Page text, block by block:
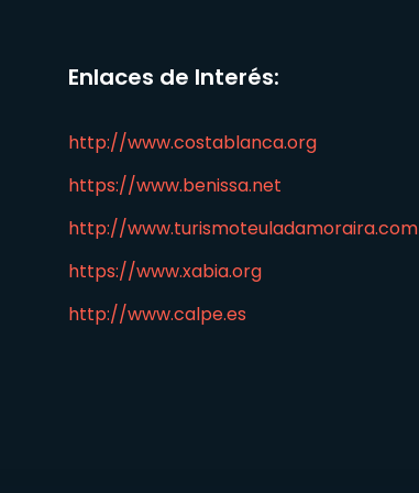
Enlaces de Interés:
http://www.costablanca.org
https://www.benissa.net
http://www.turismoteuladamoraira.com
https://www.xabia.org
http://www.calpe.es